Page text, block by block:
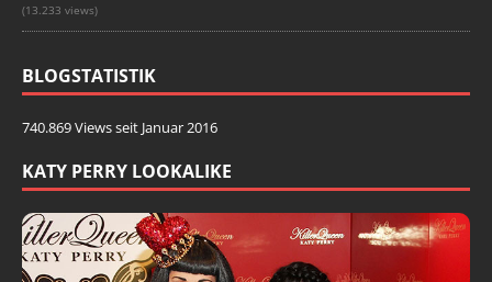
(13.233 views)
BLOGSTATISTIK
740.869 Views seit Januar 2016
KATY PERRY LOOKALIKE